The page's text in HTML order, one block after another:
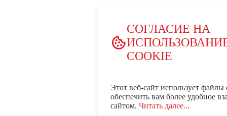
СОГЛАСИЕ НА
COOKIE
Этот веб-сайт использует
обеспечить вам более удобное
сайтом. Читать далее...